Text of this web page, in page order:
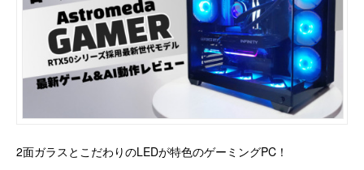
2面ガラスとこだわりのLEDが特色のゲーミングPC！